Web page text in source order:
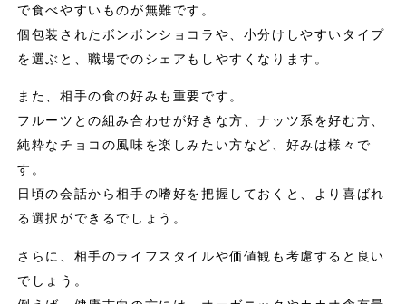
で食べやすいものが無難です。
個包装されたボンボンショコラや、小分けしやすいタイプ
を選ぶと、職場でのシェアもしやすくなります。
また、相手の食の好みも重要です。
フルーツとの組み合わせが好きな方、ナッツ系を好む方、
純粋なチョコの風味を楽しみたい方など、好みは様々で
す。
日頃の会話から相手の嗜好を把握しておくと、より喜ばれ
る選択ができるでしょう。
さらに、相手のライフスタイルや価値観も考慮すると良い
でしょう。